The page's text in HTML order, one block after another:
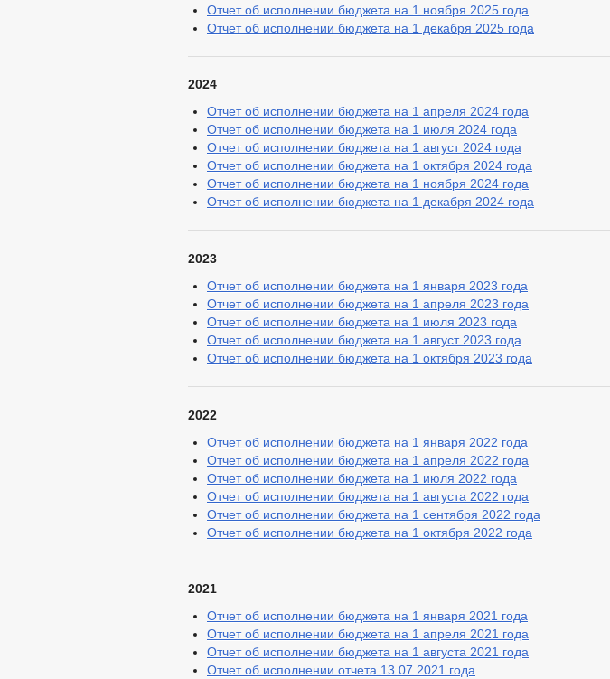
Отчет об исполнении бюджета на 1 ноября 2025 года
Отчет об исполнении бюджета на 1 декабря 2025 года
2024
Отчет об исполнении бюджета на 1 апреля 2024 года
Отчет об исполнении бюджета на 1 июля 2024 года
Отчет об исполнении бюджета на 1 август 2024 года
Отчет об исполнении бюджета на 1 октября 2024 года
Отчет об исполнении бюджета на 1 ноября 2024 года
Отчет об исполнении бюджета на 1 декабря 2024 года
2023
Отчет об исполнении бюджета на 1 января 2023 года
Отчет об исполнении бюджета на 1 апреля 2023 года
Отчет об исполнении бюджета на 1 июля 2023 года
Отчет об исполнении бюджета на 1 август 2023 года
Отчет об исполнении бюджета на 1 октября 2023 года
2022
Отчет об исполнении бюджета на 1 января 2022 года
Отчет об исполнении бюджета на 1 апреля 2022 года
Отчет об исполнении бюджета на 1 июля 2022 года
Отчет об исполнении бюджета на 1 августа 2022 года
Отчет об исполнении бюджета на 1 сентября 2022 года
Отчет об исполнении бюджета на 1 октября 2022 года
2021
Отчет об исполнении бюджета на 1 января 2021 года
Отчет об исполнении бюджета на 1 апреля 2021 года
Отчет об исполнении бюджета на 1 августа 2021 года
Отчет об исполнении отчета 13.07.2021 года